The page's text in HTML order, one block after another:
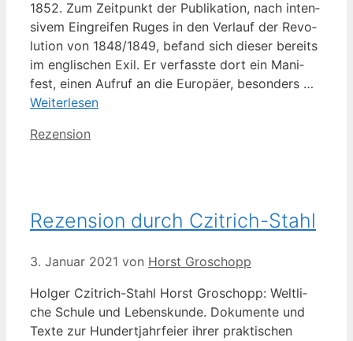
1852. Zum Zeit­punkt der Publi­ka­ti­on, nach inten­
si­vem Ein­grei­fen Ruges in den Ver­lauf der Revo­
lu­ti­on von 1848/1849, befand sich die­ser bereits
im eng­li­schen Exil. Er ver­fass­te dort ein Mani­
fest, einen Auf­ruf an die Euro­pä­er, beson­ders …
Wei­ter­le­sen
Kategorien
Rezension
Rezension durch Czitrich-Stahl
3. Januar 2021 von Horst Groschopp
Hol­ger Czitrich-Stahl Horst Gro­schopp: Welt­li­
che Schu­le und Lebens­kun­de. Doku­men­te und
Tex­te zur Hun­dert­jahr­fei­er ihrer prak­ti­schen